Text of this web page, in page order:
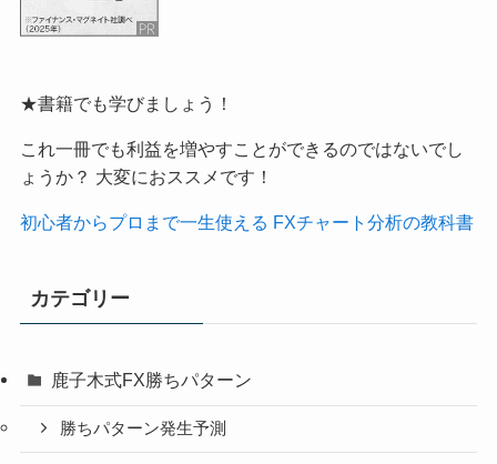
★書籍でも学びましょう！
これ一冊でも利益を増やすことができるのではないでし
ょうか？ 大変におススメです！
初心者からプロまで一生使える FXチャート分析の教科書
カテゴリー
鹿子木式FX勝ちパターン
勝ちパターン発生予測